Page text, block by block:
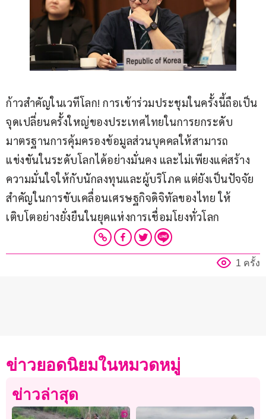
ก้าวสำคัญในเวทีโลก! การเข้าร่วมประชุมในครั้งนี้ถือเป็น
จุดเปลี่ยนครั้งใหญ่ของประเทศไทยในการยกระดับ
มาตรฐานการคุ้มครองข้อมูลส่วนบุคคลให้สามารถ
แข่งขันในระดับโลกได้อย่างมั่นคง และไม่เพียงแค่สร้าง
ความมั่นใจให้กับนักลงทุนและผู้บริโภค แต่ยังเป็นปัจจัย
สำคัญในการขับเคลื่อนเศรษฐกิจดิจิทัลของไทย ให้
เติบโตอย่างยั่งยืนในยุคแห่งการเชื่อมโยงทั่วโลก
1 ครั้ง
ข่าวยอดนิยมในหมวดหมู่
ข่าวล่าสุด